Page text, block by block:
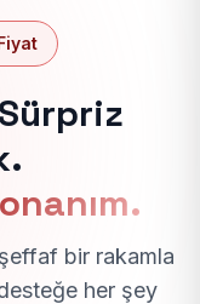
bir rakamla
her şey